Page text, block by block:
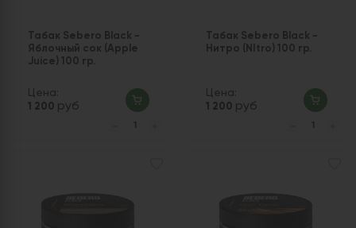
Табак Sebero Black -
Яблочный сок (Apple
Juice) 100 гр.
Цена:
1 200 руб
Табак Sebero Black -
Нитро (NItro) 100 гр.
Цена:
1 200 руб